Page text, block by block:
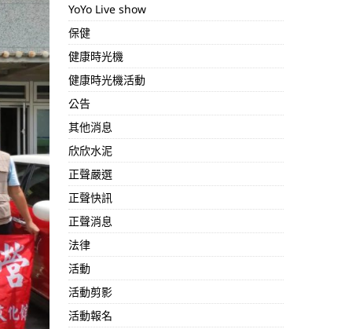
YoYo Live show
保健
健康時光機
健康時光機活動
公告
其他消息
欣欣水泥
正聲嚴選
正聲快訊
正聲消息
法律
活動
活動剪影
活動報名